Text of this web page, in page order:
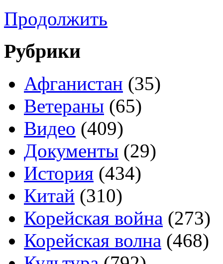
Продолжить
Рубрики
Афганистан (35)
Ветераны (65)
Видео (409)
Документы (29)
История (434)
Китай (310)
Корейская война (273)
Корейская волна (468)